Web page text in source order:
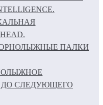
ПАЛКИ
СЛЕДУЮЩЕГО